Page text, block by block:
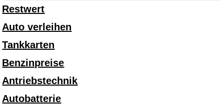
Restwert
Auto verleihen
Tankkarten
Benzinpreise
Antriebstechnik
Autobatterie